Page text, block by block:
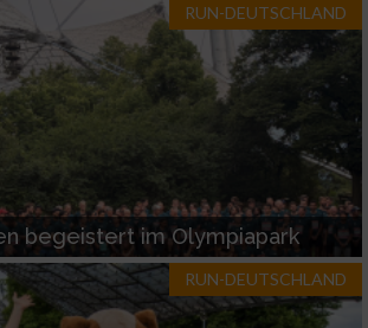
RUN-DEUTSCHLAND
begeistert im Olympiapark
RUN-DEUTSCHLAND